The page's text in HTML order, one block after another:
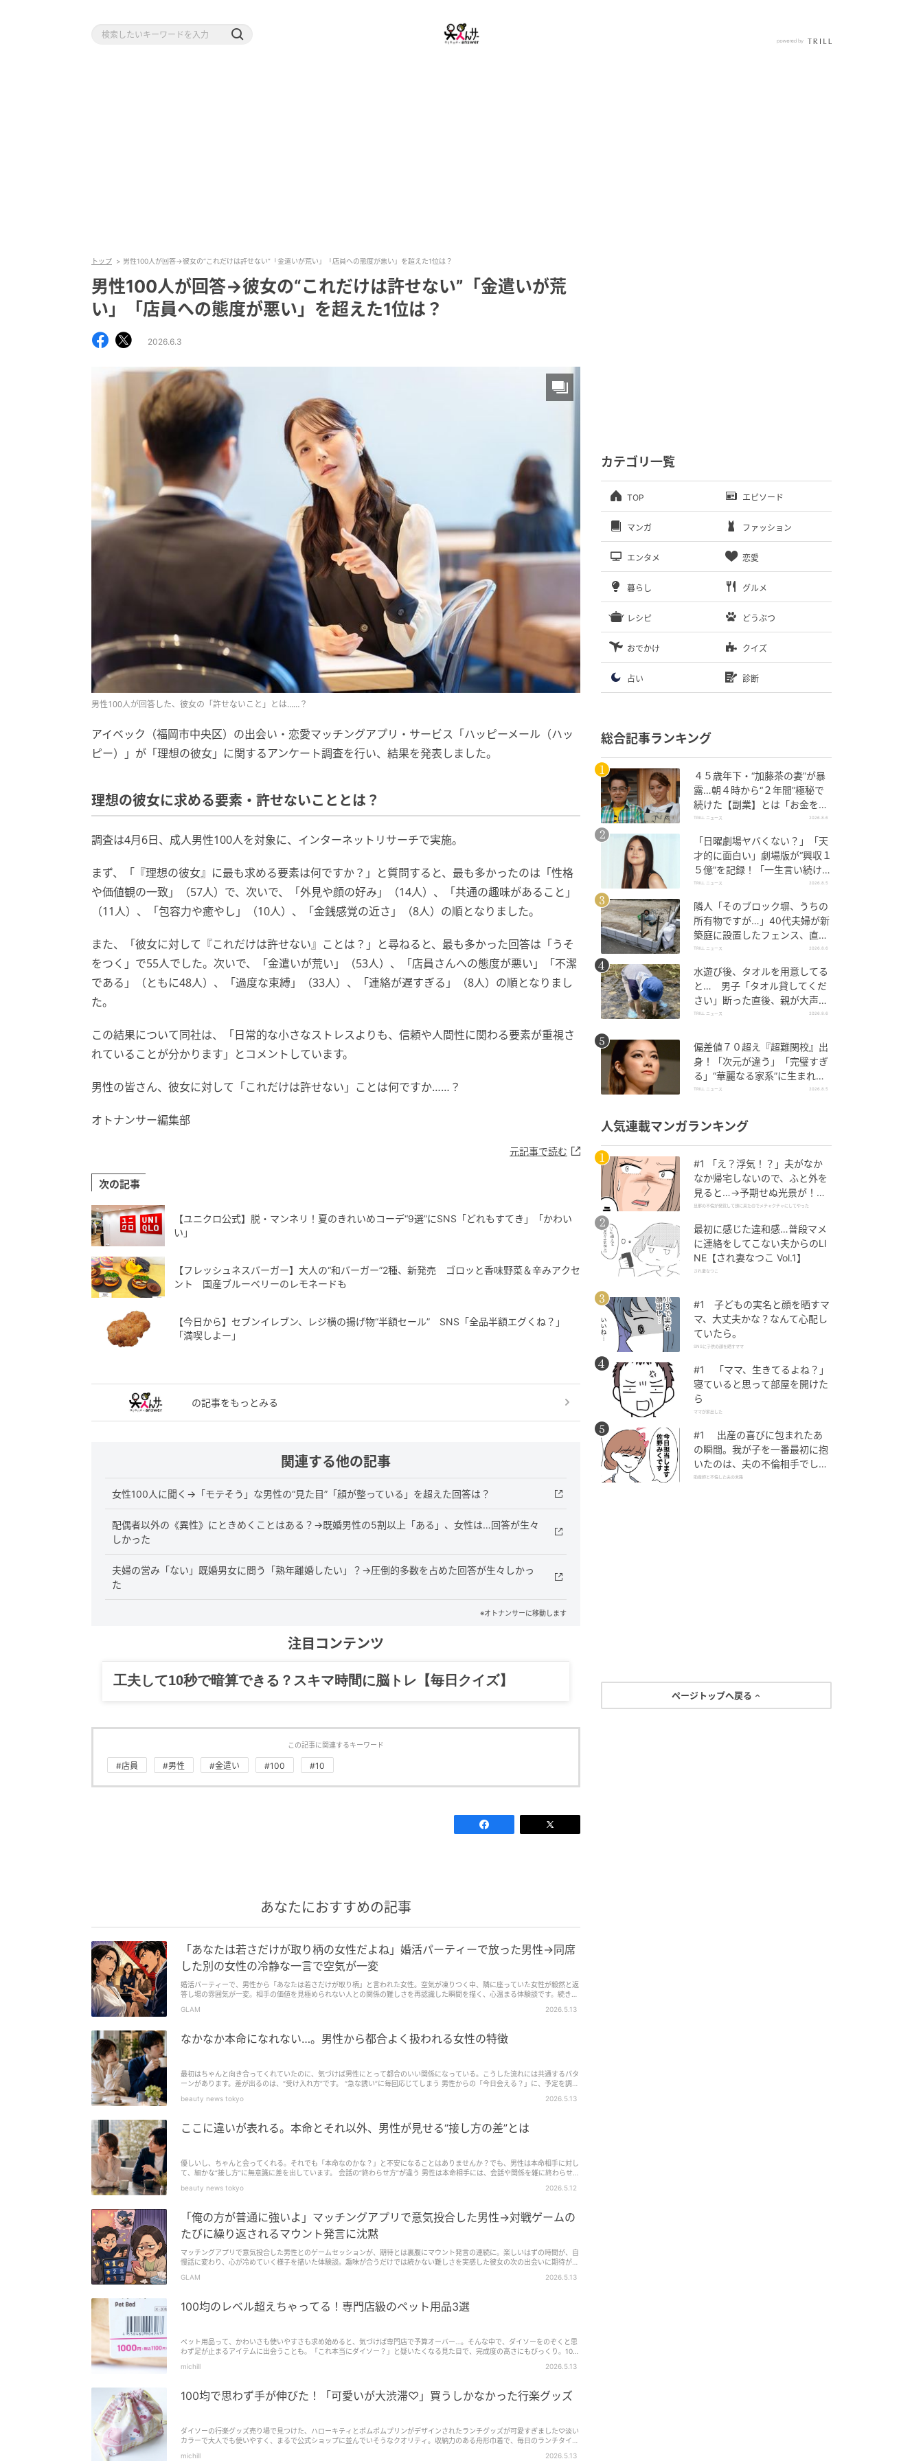
トップ 男性100人が回答→彼女の“これだけは許せない”「金遣いが荒い」「店員への態度が悪い」を超えた1位は？
男性100人が回答→彼女の“これだけは許せない”「金遣いが荒
い」「店員への態度が悪い」を超えた1位は？
2026.6.3
男性100人が回答した、彼女の「許せないこと」とは……？
アイベック（福岡市中央区）の出会い・恋愛マッチングアプリ・サービス「ハッピーメール（ハッ
ピー）」が「理想の彼女」に関するアンケート調査を行い、結果を発表しました。
理想の彼女に求める要素・許せないこととは？
調査は4月6日、成人男性100人を対象に、インターネットリサーチで実施。
まず、「『理想の彼女』に最も求める要素は何ですか？」と質問すると、最も多かったのは「性格
や価値観の一致」（57人）で、次いで、「外見や顔の好み」（14人）、「共通の趣味があること」
（11人）、「包容力や癒やし」（10人）、「金銭感覚の近さ」（8人）の順となりました。
また、「彼女に対して『これだけは許せない』ことは？」と尋ねると、最も多かった回答は「うそ
をつく」で55人でした。次いで、「金遣いが荒い」（53人）、「店員さんへの態度が悪い」「不潔
である」（ともに48人）、「過度な束縛」（33人）、「連絡が遅すぎる」（8人）の順となりまし
た。
この結果について同社は、「日常的な小さなストレスよりも、信頼や人間性に関わる要素が重視さ
れていることが分かります」とコメントしています。
男性の皆さん、彼女に対して「これだけは許せない」ことは何ですか……？
オトナンサー編集部
元記事で読む
次の記事
【ユニクロ公式】脱・マンネリ！夏のきれいめコーデ“9選”にSNS「どれもすてき」「かわい
い」
【フレッシュネスバーガー】大人の“和バーガー”2種、新発売 ゴロッと香味野菜＆辛みアクセ
ント 国産ブルーベリーのレモネードも
【今日から】セブンイレブン、レジ横の揚げ物“半額セール” SNS「全品半額エグくね？」
「満喫しよー」
の記事をもっとみる
関連する他の記事
女性100人に聞く→「モテそう」な男性の“見た目”「顔が整っている」を超えた回答は？
配偶者以外の《異性》にときめくことはある？→既婚男性の5割以上「ある」、女性は…回答が生々
しかった
夫婦の営み「ない」既婚男女に問う「熟年離婚したい」？→圧倒的多数を占めた回答が生々しかっ
た
※オトナンサーに移動します
注目コンテンツ
グルメ、ギャグ、子育て、旅行記……全部、読めます。
この記事に関連するキーワード
#店員 #男性 #金遣い #100 #10
あなたにおすすめの記事
「あなたは若さだけが取り柄の女性だよね」婚活パーティーで放った男性→同席
した別の女性の冷静な一言で空気が一変
婚活パーティーで、男性から「あなたは若さだけが取り柄」と言われた女性。空気が凍りつく中、隣に座っていた女性が毅然と返
答し場の雰囲気が一変。相手の価値を見極められない人との関係の難しさを再認識した瞬間を描く、心温まる体験談です。続きを
GLAM 2026.5.13
なかなか本命になれない…。男性から都合よく扱われる女性の特徴
最初はちゃんと向き合ってくれていたのに、気づけば男性にとって都合のいい関係になっている。こうした流れには共通するパタ
ーンがあります。差が出るのは、“受け入れ方”です。 “急な誘い”に毎回応じてしまう 男性からの「今日会える？」に、予定を調整
beauty news tokyo 2026.5.13
ここに違いが表れる。本命とそれ以外、男性が見せる“接し方の差”とは
優しいし、ちゃんと会ってくれる。それでも「本命なのかな？」と不安になることはありませんか？でも、男性は本命相手に対し
て、細かな“接し方”に無意識に差を出しています。 会話の“終わらせ方”が違う 男性は本命相手には、会話や関係を雑に終わらせま
beauty news tokyo 2026.5.12
「俺の方が普通に強いよ」マッチングアプリで意気投合した男性→対戦ゲームの
たびに繰り返されるマウント発言に沈黙
マッチングアプリで意気投合した男性とのゲームセッションが、期待とは裏腹にマウント発言の連続に。楽しいはずの時間が、自
慢話に変わり、心が冷めていく様子を描いた体験談。趣味が合うだけでは続かない難しさを実感した彼女の次の出会いに期待が寄
GLAM 2026.5.13
100均のレベル超えちゃってる！専門店級のペット用品3選
ペット用品って、かわいさも使いやすさも求め始めると、気づけば専門店で予算オーバー…。そんな中で、ダイソーをのぞくと思
わず足が止まるアイテムに出会うことも。「これ本当にダイソー？」と疑いたくなる見た目で、完成度の高さにもびっくり。100
michill 2026.5.13
100均で思わず手が伸びた！「可愛いが大渋滞♡」買うしかなかった行楽グッズ
ダイソーの行楽グッズ売り場で見つけた、ハローキティとポムポムプリンがデザインされたランチグッズが可愛すぎました♡淡い
カラーで大人でも使いやすく、まるで公式ショップに並んでいそうなクオリティ。収納力のある舟形巾着で、毎日のランチタイム
michill 2026.5.13
カテゴリ一覧
TOP エピソード
マンガ ファッション
エンタメ 恋愛
暮らし グルメ
レシピ どうぶつ
おでかけ クイズ
占い 診断
総合記事ランキング
４５歳年下・“加藤茶の妻”が暴
露…朝４時から“２年間”極秘で
続けた【副業】とは「お金を稼
ぐのって大変」
TRILL ニュース 2026.8.6
「日曜劇場ヤバくない？」「天
才的に面白い」劇場版が“興収１
５億”を記録！「一生言い続け
る」放送後も続く“切望の声”
TRILL ニュース 2026.8.5
隣人「そのブロック塀、うちの
所有物ですが…」40代夫婦が新
築庭に設置したフェンス、直後
に迫られた"顛末"
TRILL ニュース 2026.8.6
水遊び後、タオルを用意してる
と… 男子「タオル貸してくだ
さい」断った直後、親が大声で
放った一言に絶句
TRILL ニュース 2026.8.6
偏差値７０超え『超難関校』出
身！「次元が違う」「完璧すぎ
る」“華麗なる家系”に生まれた
【規格外の逸材】
TRILL ニュース 2026.8.5
人気連載マンガランキング
#1 「え？浮気！？」夫がなか
なか帰宅しないので、ふと外を
見ると…→予期せぬ光景が！｜
旦那の不倫が発覚して頭に来た
旦那の不倫が発覚して頭に来たのでメチャクチャにしてやった
最初に感じた違和感…普段マメ
に連絡をしてこない夫からのLI
NE【され妻なつこ Vol.1】
され妻なつこ
#1 子どもの実名と顔を晒すマ
マ、大丈夫かな？なんて心配し
ていたら。
SNSに子供の顔を晒すママ
#1 「ママ、生きてるよね？」
寝ていると思って部屋を開けた
ら
ママが家出した
#1 出産の喜びに包まれたあ
の瞬間。我が子を一番最初に抱
いたのは、夫の不倫相手でし
た。
助産師と不倫した夫の末路
ページトップへ戻る